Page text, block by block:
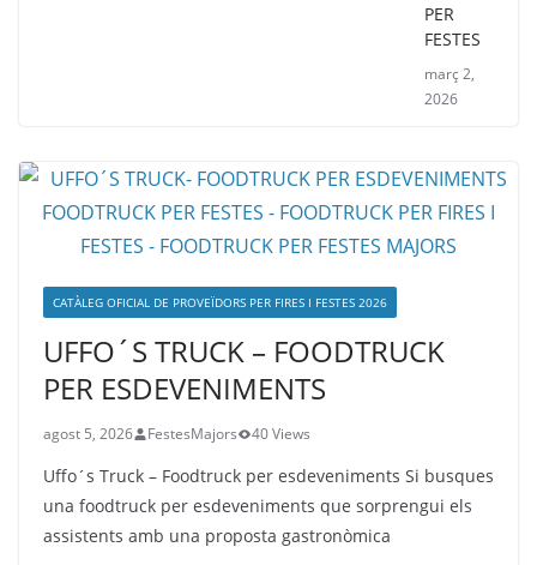
PER
FESTES
març 2,
2026
CATÀLEG OFICIAL DE PROVEÏDORS PER FIRES I FESTES 2026
UFFO´S TRUCK – FOODTRUCK
PER ESDEVENIMENTS
agost 5, 2026 FestesMajors 40 Views
Uffo´s Truck – Foodtruck per esdeveniments Si busques
una foodtruck per esdeveniments que sorprengui els
assistents amb una proposta gastronòmica